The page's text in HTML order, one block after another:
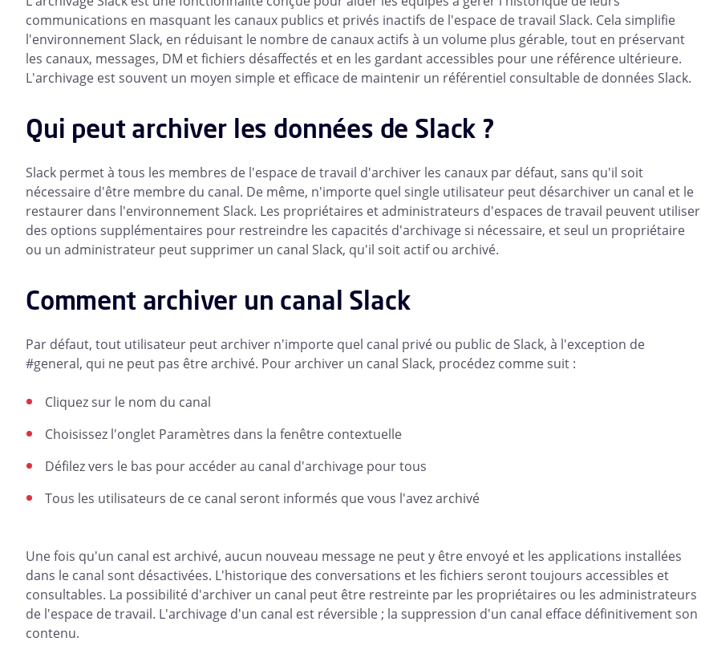
communications en masquant les canaux publics et privés inactifs de l'espace de travail Slack. Cela simplifie
l'environnement Slack, en réduisant le nombre de canaux actifs à un volume plus gérable, tout en préservant
les canaux, messages, DM et fichiers désaffectés et en les gardant accessibles pour une référence ultérieure.
L'archivage est souvent un moyen simple et efficace de maintenir un référentiel consultable de données Slack.
Qui peut archiver les données de Slack ?
Slack permet à tous les membres de l'espace de travail d'archiver les canaux par défaut, sans qu'il soit
nécessaire d'être membre du canal. De même, n'importe quel single utilisateur peut désarchiver un canal et le
restaurer dans l'environnement Slack. Les propriétaires et administrateurs d'espaces de travail peuvent utiliser
des options supplémentaires pour restreindre les capacités d'archivage si nécessaire, et seul un propriétaire
ou un administrateur peut supprimer un canal Slack, qu'il soit actif ou archivé.
Comment archiver un canal Slack
Par défaut, tout utilisateur peut archiver n'importe quel canal privé ou public de Slack, à l'exception de
#general, qui ne peut pas être archivé. Pour archiver un canal Slack, procédez comme suit :
Cliquez sur le nom du canal
Choisissez l'onglet Paramètres dans la fenêtre contextuelle
Défilez vers le bas pour accéder au canal d'archivage pour tous
Tous les utilisateurs de ce canal seront informés que vous l'avez archivé
Une fois qu'un canal est archivé, aucun nouveau message ne peut y être envoyé et les applications installées
dans le canal sont désactivées. L'historique des conversations et les fichiers seront toujours accessibles et
consultables. La possibilité d'archiver un canal peut être restreinte par les propriétaires ou les administrateurs
de l'espace de travail. L'archivage d'un canal est réversible ; la suppression d'un canal efface définitivement son
contenu.